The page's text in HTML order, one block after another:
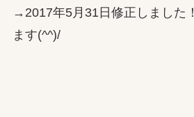
→2017年5月31日修正しました
ます(^^)/